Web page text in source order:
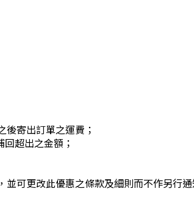
寄出訂單之運費；
超出之金額；
可更改此優惠之條款及細則而不作另行